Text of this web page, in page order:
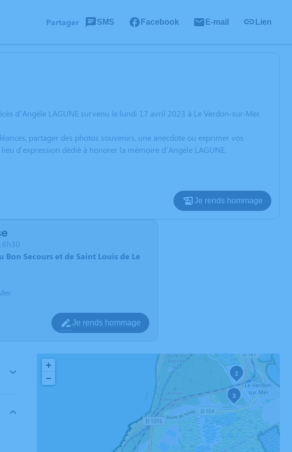
Partager SMS Facebook E-mail Lien
d’Angèle LAGUNE survenu le lundi 17 avril 2023 à Le Verdon-sur-Mer.
partager des photos souvenirs, une anecdote ou exprimer vos
d'expression dédié à honorer la mémoire d’Angèle LAGUNE.
Je rends hommage
Bon Secours et de Saint Louis de Le
Je rends hommage
2
3
+
−